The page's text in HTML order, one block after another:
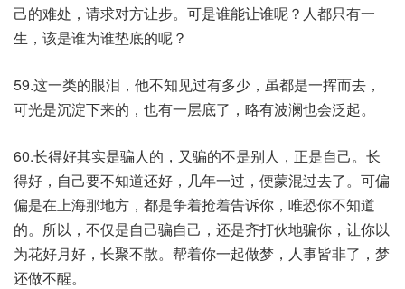
己的难处，请求对方让步。可是谁能让谁呢？人都只有一
生，该是谁为谁垫底的呢？
59.这一类的眼泪，他不知见过有多少，虽都是一挥而去，
可光是沉淀下来的，也有一层底了，略有波澜也会泛起。
60.长得好其实是骗人的，又骗的不是别人，正是自己。长
得好，自己要不知道还好，几年一过，便蒙混过去了。可偏
偏是在上海那地方，都是争着抢着告诉你，唯恐你不知道
的。所以，不仅是自己骗自己，还是齐打伙地骗你，让你以
为花好月好，长聚不散。帮着你一起做梦，人事皆非了，梦
还做不醒。